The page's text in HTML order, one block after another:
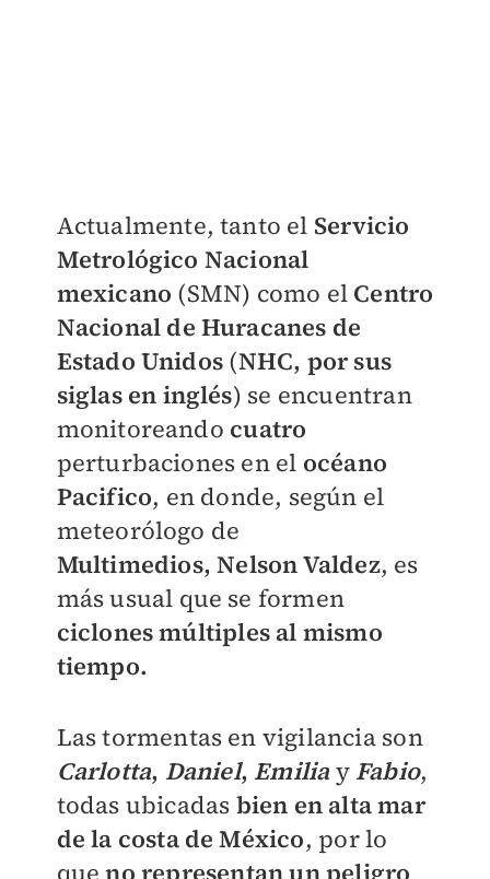
Actualmente, tanto el Servicio
Metrológico Nacional
mexicano (SMN) como el Centro
Nacional de Huracanes de
Estado Unidos (NHC, por sus
siglas en inglés) se encuentran
monitoreando cuatro
perturbaciones en el océano
Pacifico, en donde, según el
meteorólogo de
Multimedios,Nelson Valdez, es
más usual que se formen
ciclones múltiples al mismo
tiempo.
Las tormentas en vigilancia son
Carlotta, Daniel, Emiliay Fabio,
todas ubicadas bien en alta mar
de la costa de México, por lo
queno representan un peligro